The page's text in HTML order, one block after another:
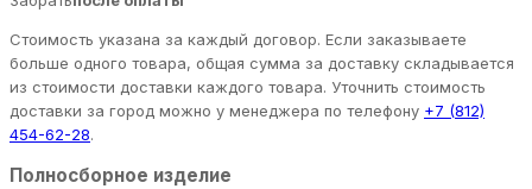
Стоимость указана за каждый договор. Если заказываете
больше одного товара, общая сумма за доставку складывается
из стоимости доставки каждого товара. Уточнить стоимость
доставки за город можно у менеджера по телефону +7 (812)
454-62-28.
Полносборное изделие